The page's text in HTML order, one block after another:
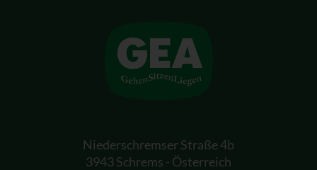
Niederschremser Straße 4b
3943 Schrems - Österreich